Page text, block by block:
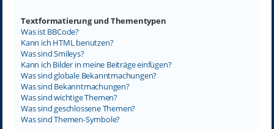
Textformatierung und Thementypen
Was ist BBCode?
Kann ich HTML benutzen?
Was sind Smileys?
Kann ich Bilder in meine Beiträge einfügen?
Was sind globale Bekanntmachungen?
Was sind Bekanntmachungen?
Was sind wichtige Themen?
Was sind geschlossene Themen?
Was sind Themen-Symbole?